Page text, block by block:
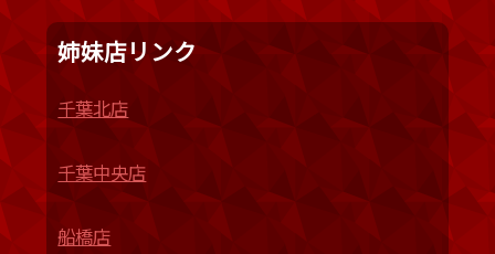
姉妹店リンク
千葉北店
千葉中央店
船橋店